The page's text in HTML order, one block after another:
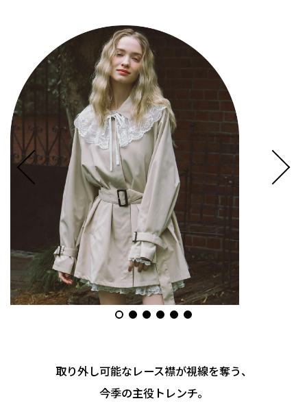
取り外し可能なレース襟が視線を奪う、
今季の主役トレンチ。